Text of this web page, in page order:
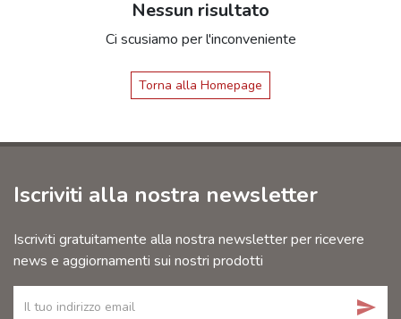
Nessun risultato
Ci scusiamo per l'inconveniente
Torna alla Homepage
Iscriviti alla nostra newsletter
Iscriviti gratuitamente alla nostra newsletter per ricevere
news e aggiornamenti sui nostri prodotti
send